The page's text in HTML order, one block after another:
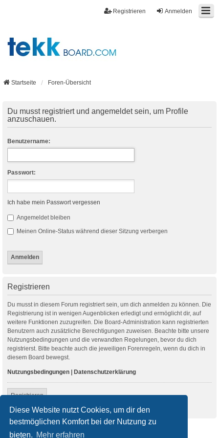
Diese Website nutzt Cookies, um dir den
bestmöglichen Komfort bei der Nutzung zu
bieten. Mehr erfahren
Anmelden
Registrieren
Startseite Foren-Übersicht
Du musst registriert und angemeldet sein, um Profile
anzuschauen.
Benutzername:
Passwort:
Ich habe mein Passwort vergessen
Angemeldet bleiben
Meinen Online-Status während dieser Sitzung verbergen
Registrieren
Du musst in diesem Forum registriert sein, um dich anmelden zu können. Die
Registrierung ist in wenigen Augenblicken erledigt und ermöglicht dir, auf
weitere Funktionen zuzugreifen. Die Board-Administration kann registrierten
Benutzern auch zusätzliche Berechtigungen zuweisen. Beachte bitte unsere
Nutzungsbedingungen und die verwandten Regelungen, bevor du dich
registrierst. Bitte beachte auch die jeweiligen Forenregeln, wenn du dich in
diesem Board bewegst.
Nutzungsbedingungen | Datenschutzerklärung
Registrieren
Startseite Foren-Übersicht